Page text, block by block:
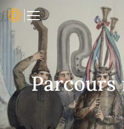
D
Parcours
Panneau de gestion des cookies